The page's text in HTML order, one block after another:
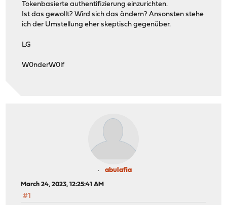
Tokenbasierte authentifizierung einzurichten.
Ist das gewollt? Wird sich das ändern? Ansonsten stehe
ich der Umstellung eher skeptisch gegenüber.
LG
W0nderW0lf
abulafia
March 24, 2023, 12:25:41 AM
#1